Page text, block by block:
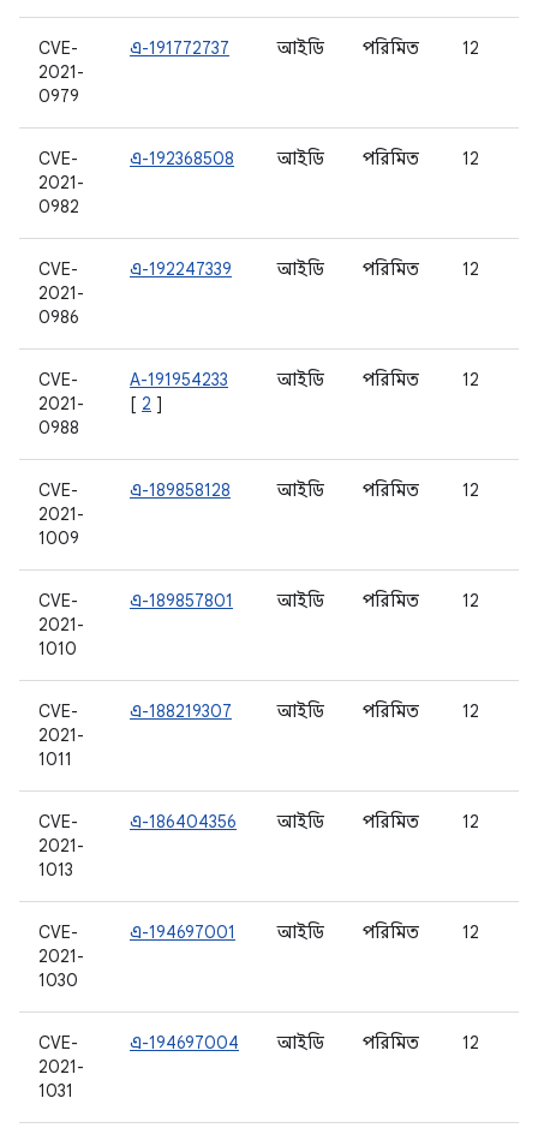
CVE-
2021-
0979
এ-191772737 আইডি পরিমিত 12
CVE-
2021-
0982
এ-192368508 আইডি পরিমিত 12
CVE-
2021-
0986
এ-192247339 আইডি পরিমিত 12
CVE-
2021-
0988
A-191954233
[ 2 ]
আইডি পরিমিত 12
CVE-
2021-
1009
এ-189858128 আইডি পরিমিত 12
CVE-
2021-
1010
এ-189857801 আইডি পরিমিত 12
CVE-
2021-
1011
এ-188219307 আইডি পরিমিত 12
CVE-
2021-
1013
এ-186404356 আইডি পরিমিত 12
CVE-
2021-
1030
এ-194697001 আইডি পরিমিত 12
CVE-
2021-
1031
এ-194697004 আইডি পরিমিত 12